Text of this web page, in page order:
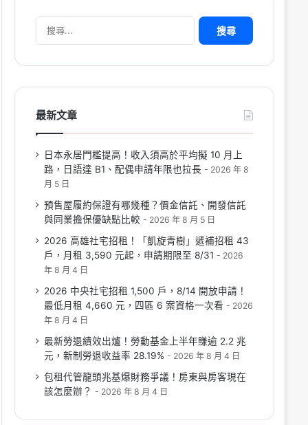
搜
鍵
最新文章
日本永居門檻提高！收入須高於平均擬 10 月上
路，日語達 B1、配偶申請年限也拉長
2026 年 8
月 5 日
預售屋履約保證有哪幾種？價金信託、開發信託
與同業擔保優缺點比較
2026 年 8 月 5 日
2026 高雄社宅招租！「凱旋青樹」遞補招租 43
戶，月租 3,590 元起，申請期限至 8/31
2026
年 8 月 4 日
2026 中央社宅招租 1,500 戶，8/14 開放申請！
最低月租 4,660 元，四區 6 案資格一次看
2026
年 8 月 4 日
最新勞退績效出爐！勞動基金上半年賺逾 2.2 兆
元，新制勞退收益率 28.19%
2026 年 8 月 4 日
包租代管龍頭兆基爆財務爭議！房東與房客現在
該怎麼辦？
2026 年 8 月 4 日